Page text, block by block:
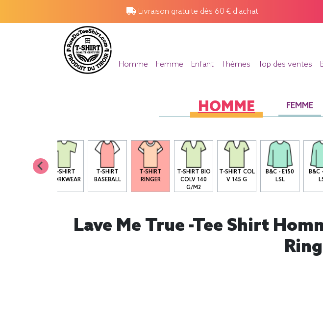
Livraison gratuite dès 60 € d'achat
Homme Femme Enfant Thèmes Top des ventes
HOMME FEMME
T SHIRT BIO
T-SHIRT
WORKWEAR
T-SHIRT
BASEBALL
T-SHIRT
RINGER
T-SHIRT BIO
COLV 140
G/M2
T-SHIRT COL
V 145 G
B&C - E150
LSL
B&C
Lave Me True -Tee Shirt